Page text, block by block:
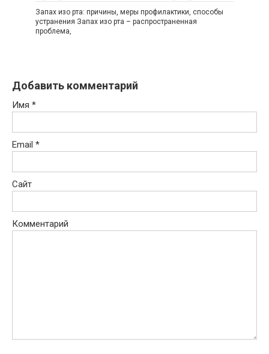
Запах изо рта: причины, меры профилактики, способы
устранения Запах изо рта – распространенная
проблема,
Добавить комментарий
Имя *
Email *
Сайт
Комментарий